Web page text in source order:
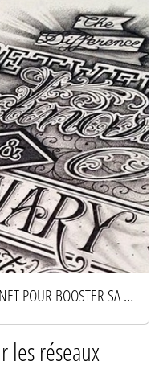
COMMENT UTILISER UN CARNET POUR BOOSTER SA CRÉATIVITÉ AU QUOTIDIEN
les réseaux